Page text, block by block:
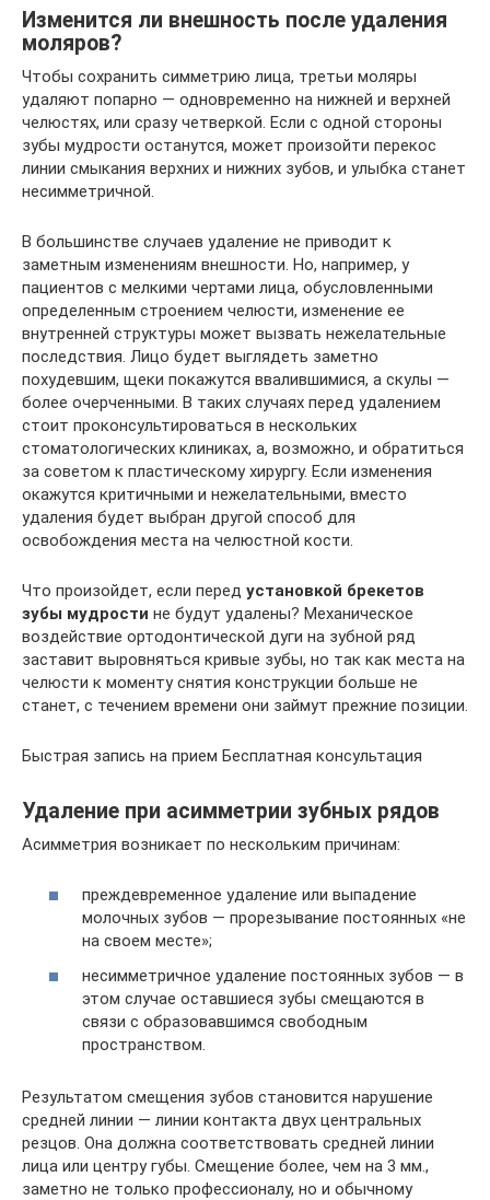
Изменится ли внешность после удаления
моляров?
Чтобы сохранить симметрию лица, третьи моляры
удаляют попарно — одновременно на нижней и верхней
челюстях, или сразу четверкой. Если с одной стороны
зубы мудрости останутся, может произойти перекос
линии смыкания верхних и нижних зубов, и улыбка станет
несимметричной.
В большинстве случаев удаление не приводит к
заметным изменениям внешности. Но, например, у
пациентов с мелкими чертами лица, обусловленными
определенным строением челюсти, изменение ее
внутренней структуры может вызвать нежелательные
последствия. Лицо будет выглядеть заметно
похудевшим, щеки покажутся ввалившимися, а скулы —
более очерченными. В таких случаях перед удалением
стоит проконсультироваться в нескольких
стоматологических клиниках, а, возможно, и обратиться
за советом к пластическому хирургу. Если изменения
окажутся критичными и нежелательными, вместо
удаления будет выбран другой способ для
освобождения места на челюстной кости.
Что произойдет, если перед установкой брекетов
зубы мудрости не будут удалены? Механическое
воздействие ортодонтической дуги на зубной ряд
заставит выровняться кривые зубы, но так как места на
челюсти к моменту снятия конструкции больше не
станет, с течением времени они займут прежние позиции.
Быстрая запись на прием Бесплатная консультация
Удаление при асимметрии зубных рядов
Асимметрия возникает по нескольким причинам:
преждевременное удаление или выпадение
молочных зубов — прорезывание постоянных «не
на своем месте»;
несимметричное удаление постоянных зубов — в
этом случае оставшиеся зубы смещаются в
связи с образовавшимся свободным
пространством.
Результатом смещения зубов становится нарушение
средней линии — линии контакта двух центральных
резцов. Она должна соответствовать средней линии
лица или центру губы. Смещение более, чем на 3 мм.,
заметно не только профессионалу, но и обычному